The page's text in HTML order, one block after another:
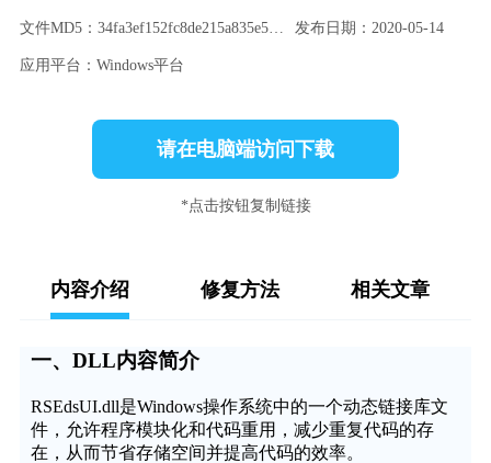
文件MD5：34fa3ef152fc8de215a835e5babbf1e5 发布日期：2020-05-14
应用平台：Windows平台
请在电脑端访问下载
*点击按钮复制链接
内容介绍 修复方法 相关文章
一、DLL内容简介
RSEdsUI.dll是Windows操作系统中的一个动态链接库文
件，允许程序模块化和代码重用，减少重复代码的存
在，从而节省存储空间并提高代码的效率。